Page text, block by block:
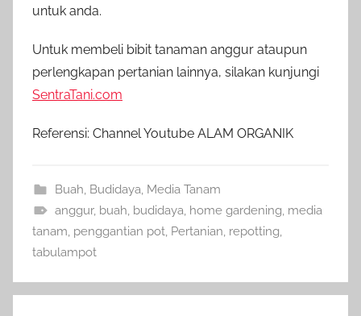
untuk anda.
Untuk membeli bibit tanaman anggur ataupun
perlengkapan pertanian lainnya, silakan kunjungi
SentraTani.com
Referensi: Channel Youtube ALAM ORGANIK
Buah Budidaya Media Tanam
anggur, buah budidaya home gardening media
tanam penggantian pot Pertanian repotting
tabulampot